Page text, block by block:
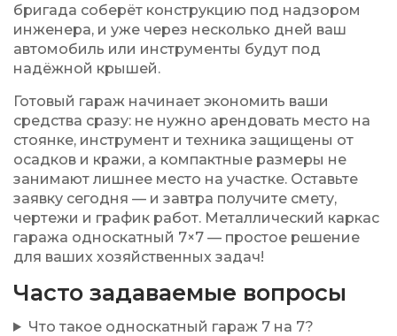
бригада соберёт конструкцию под надзором
инженера, и уже через несколько дней ваш
автомобиль или инструменты будут под
надёжной крышей.
Готовый гараж начинает экономить ваши
средства сразу: не нужно арендовать место на
стоянке, инструмент и техника защищены от
осадков и кражи, а компактные размеры не
занимают лишнее место на участке. Оставьте
заявку сегодня — и завтра получите смету,
чертежи и график работ. Металлический каркас
гаража односкатный 7×7 — простое решение
для ваших хозяйственных задач!
Часто задаваемые вопросы
Что такое односкатный гараж 7 на 7?